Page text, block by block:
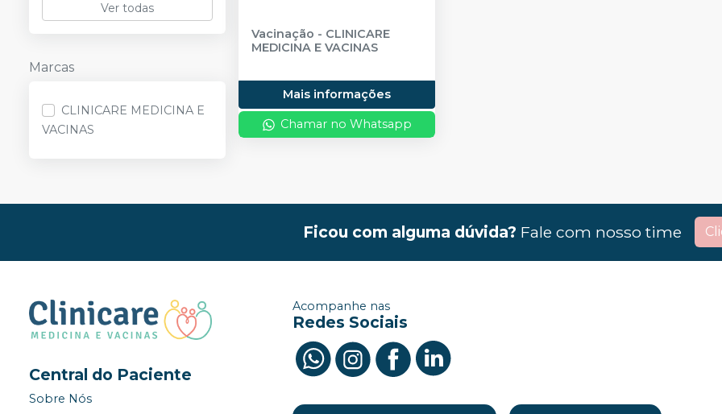
Ver todas
Marcas
CLINICARE MEDICINA E
VACINAS
Vacinação - CLINICARE
MEDICINA E VACINAS
Mais informações
Chamar no Whatsapp
Ficou com alguma dúvida? Fale com nosso time
Central do Paciente
Sobre Nós
Acompanhe nas
Redes Sociais